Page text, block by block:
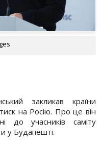
закликав країни
на Росію. Про це він
до учасників саміту
у Будапешті.